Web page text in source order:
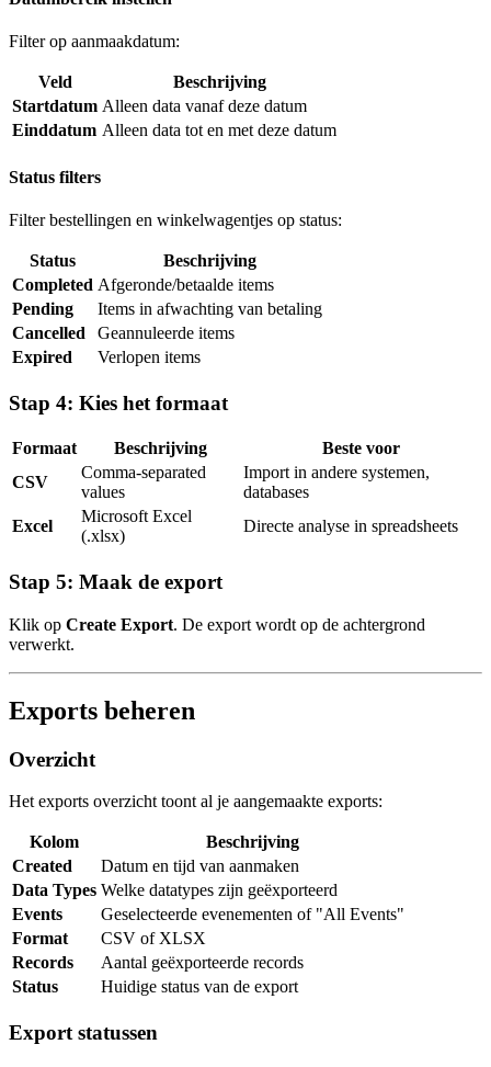
Filter op aanmaakdatum:
Veld
Beschrijving
Startdatum Alleen data vanaf deze datum
Einddatum Alleen data tot en met deze datum
Status filters
Filter bestellingen en winkelwagentjes op status:
Status
Beschrijving
Completed Afgeronde/betaalde items
Pending
Items in afwachting van betaling
Cancelled
Geannuleerde items
Expired
Verlopen items
Stap 4: Kies het formaat
Formaat Beschrijving
Beste voor
CSV
Comma-separated
values
Import in andere systemen,
databases
Excel
Microsoft Excel
(.xlsx)
Directe analyse in spreadsheets
Stap 5: Maak de export
Klik op Create Export. De export wordt op de achtergrond
verwerkt.
Exports beheren
Overzicht
Het exports overzicht toont al je aangemaakte exports:
Kolom
Beschrijving
Created
Datum en tijd van aanmaken
Data Types Welke datatypes zijn geëxporteerd
Events
Geselecteerde evenementen of "All Events"
Format
CSV of XLSX
Records
Aantal geëxporteerde records
Status
Huidige status van de export
Export statussen